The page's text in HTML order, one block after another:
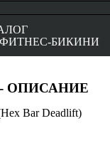
БИКИНИ
ОПИСАНИЕ
Bar Deadlift)